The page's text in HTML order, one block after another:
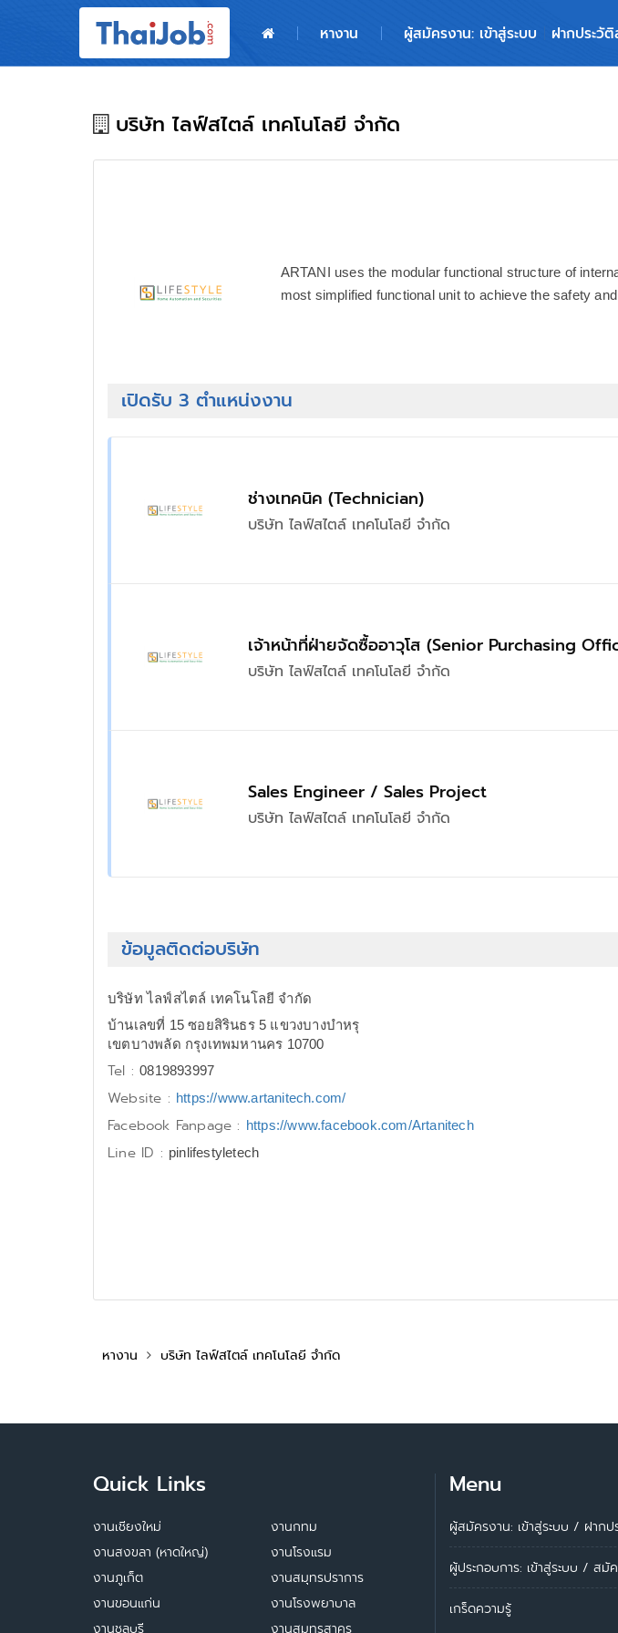
หางาน ผู้สมัครงาน: เข้าสู่ระบบ ฝากประวั
ผู้สมัครงาน: เข้าสู่ระบบ
บริษัท ไลฟ์สไตล์ เทคโนโลยี จำกัด
ARTANI uses the modular functional structure of
most simplified functional unit to achieve the safety
เปิดรับ 3 ตำแหน่งงาน
ช่างเทคนิค (Technician)
บริษัท ไลฟ์สไตล์ เทคโนโลยี จำกัด
เจ้าหน้าที่ฝ่ายจัดซื้ออาวุโส (Senior Purchasing
บริษัท ไลฟ์สไตล์ เทคโนโลยี จำกัด
Sales Engineer / Sales Project
บริษัท ไลฟ์สไตล์ เทคโนโลยี จำกัด
ข้อมูลติดต่อบริษัท
บริษัท ไลฟ์สไตล์ เทคโนโลยี จำกัด
บ้านเลขที่ 15 ซอยสิรินธร 5 แขวงบางบำหรุ
เขตบางพลัด กรุงเทพมหานคร 10700
Tel :0819893997
Website : https://www.artanitech.com/
Facebook Fanpage : https://www.facebook.com/Artanitech
Line ID : pinlifestyletech
หางาน บริษัท ไลฟ์สไตล์ เทคโนโลยี จำกัด
Quick Links
งานเชียงใหม่
งานสงขลา (หาดใหญ่)
งานภูเก็ต
งานขอนแก่น
งานชลบุรี
งานกทม
งานโรงแรม
งานสมุทรปราการ
งานโรงพยาบาล
งานสมุทรสาคร
Menu
ผู้สมัครงาน: เข้าสู่ระบบ / ฝากป
ผู้ประกอบการ: เข้าสู่ระบบ / สมั
เกร็ดความรู้